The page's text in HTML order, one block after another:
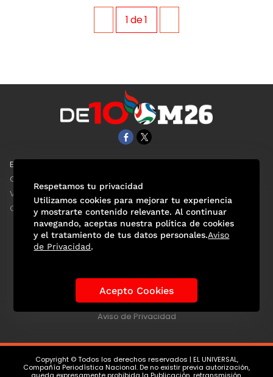
1de1
EL UNIVERSAL
Clase
ViveUSA
Confabulario
Historia de los Mundiales Lo viral Anécdotas Mundialistas
Las Figuras Tendencias Directorio
Aviso de Privacidad
Copyright © Todos los derechos reservados | EL UNIVERSAL,
Compañía Periodística Nacional. De no existir previa autorización,
Respetamos tu privacidad
Utilizamos cookies para mejorar tu experiencia
y mostrarte contenido relevante. Al continuar
navegando, aceptas nuestra política de cookies
y el tratamiento de tus datos personales.Aviso
de Privacidad.
Acepto Cookies